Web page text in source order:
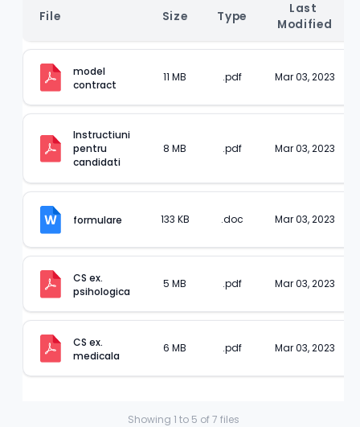
File Size Type
Last
Modified
model
contract
11 MB .pdf Mar 03, 2023
Instructiuni
pentru
candidati
8 MB .pdf Mar 03, 2023
formulare 133 KB .doc Mar 03, 2023
CS ex.
psihologica
5 MB .pdf Mar 03, 2023
CS ex.
medicala
6 MB .pdf Mar 03, 2023
Showing 1 to 5 of 7 files